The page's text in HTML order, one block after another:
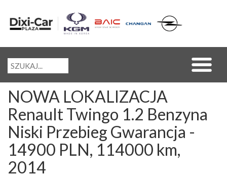
NOWA LOKALIZACJA
Renault Twingo 1.2 Benzyna
Niski Przebieg Gwarancja -
14900 PLN, 114000 km,
2014